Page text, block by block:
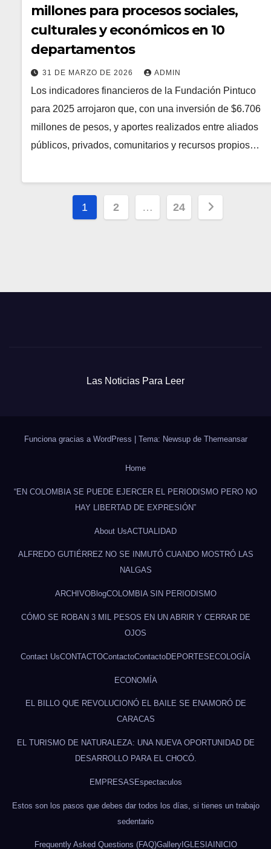
millones para procesos sociales,
culturales y económicos en 10
departamentos
31 DE MARZO DE 2026 ADMIN
Los indicadores financieros de la Fundación Pintuco
para 2025 arrojaron que, con una inversión de $6.706
millones de pesos, y aportes realizados entre aliados
públicos, privados, comunitarios y recursos propios…
Paginación
1 2 … 24
Las Noticias Para Leer
Funciona gracias a WordPress | Tema: Newsup de Themeansar
Home
“EN COLOMBIA SE PUEDE EJERCER EL PERIODISMO PERO NO
HAY LIBERTAD DE EXPRESIÓN”
About UsACTUALIDAD
ALFREDO GUTIÉRREZ NO SE INMUTÓ CUANDO MOSTRÓ LAS
NALGAS
ARCHIVOBlogCOLOMBIA SIN PERIODISMO
CÓMO SE ROBAN 3 MIL PESOS EN UN ABRIR Y CERRAR DE
OJOS
Contact UsCONTACTOContactoContactoDEPORTESECOLOGÍA
ECONOMÍA
EL BILLO QUE REVOLUCIONÓ EL BAILE SE ENAMORÓ DE
CARACAS
EL TURISMO DE NATURALEZA: UNA NUEVA OPORTUNIDAD DE
DESARROLLO PARA EL CHOCÓ.
EMPRESAS Espectaculos
Estos son los pasos que debes dar todos los días, si tienes un trabajo
sedentario
Frequently Asked Questions (FAQ)GalleryIGLESIAINICIO